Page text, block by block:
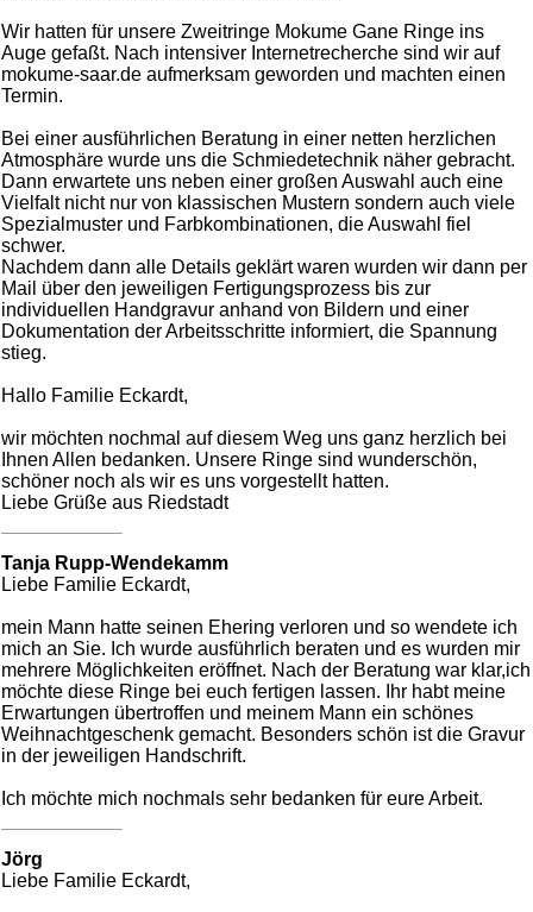
Wir hatten für unsere Zweitringe Mokume Gane Ringe ins
Auge gefaßt. Nach intensiver Internetrecherche sind wir auf
mokume-saar.de aufmerksam geworden und machten einen
Termin.
Bei einer ausführlichen Beratung in einer netten herzlichen
Atmosphäre wurde uns die Schmiedetechnik näher gebracht.
Dann erwartete uns neben einer großen Auswahl auch eine
Vielfalt nicht nur von klassischen Mustern sondern auch viele
Spezialmuster und Farbkombinationen, die Auswahl fiel
schwer.
Nachdem dann alle Details geklärt waren wurden wir dann per
Mail über den jeweiligen Fertigungsprozess bis zur
individuellen Handgravur anhand von Bildern und einer
Dokumentation der Arbeitsschritte informiert, die Spannung
stieg.
Hallo Familie Eckardt,
wir möchten nochmal auf diesem Weg uns ganz herzlich bei
Ihnen Allen bedanken. Unsere Ringe sind wunderschön,
schöner noch als wir es uns vorgestellt hatten.
Liebe Grüße aus Riedstadt
Tanja Rupp-Wendekamm
Liebe Familie Eckardt,
mein Mann hatte seinen Ehering verloren und so wendete ich
mich an Sie. Ich wurde ausführlich beraten und es wurden mir
mehrere Möglichkeiten eröffnet. Nach der Beratung war klar,ich
möchte diese Ringe bei euch fertigen lassen. Ihr habt meine
Erwartungen übertroffen und meinem Mann ein schönes
Weihnachtgeschenk gemacht. Besonders schön ist die Gravur
in der jeweiligen Handschrift.
Ich möchte mich nochmals sehr bedanken für eure Arbeit.
Jörg
Liebe Familie Eckardt,